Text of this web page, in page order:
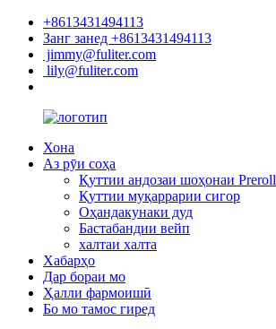
+8613431494113
Занг занед +8613431494113
jimmy@fuliter.com
lily@fuliter.com
Хона
Аз рӯи соҳа
Қуттии андозаи шоҳонаи Preroll
Қуттии муқаррарии сигор
Оҳандакунаки дуд
Бастабандии вейп
халтаи халта
Хабарҳо
Дар бораи мо
Ҳалли фармоишӣ
Бо мо тамос гиред